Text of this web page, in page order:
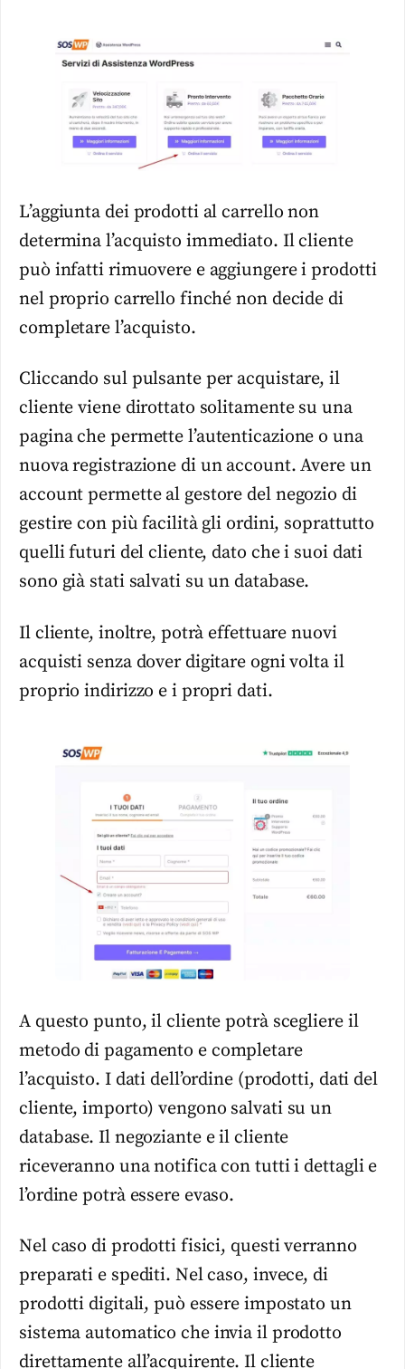
L’aggiunta dei prodotti al carrello non
determina l’acquisto immediato. Il cliente
può infatti rimuovere e aggiungere i prodotti
nel proprio carrello finché non decide di
completare l’acquisto.
Cliccando sul pulsante per acquistare, il
cliente viene dirottato solitamente su una
pagina che permette l’autenticazione o una
nuova registrazione di un account. Avere un
account permette al gestore del negozio di
gestire con più facilità gli ordini, soprattutto
quelli futuri del cliente, dato che i suoi dati
sono già stati salvati su un database.
Il cliente, inoltre, potrà effettuare nuovi
acquisti senza dover digitare ogni volta il
proprio indirizzo e i propri dati.
A questo punto, il cliente potrà scegliere il
metodo di pagamento e completare
l’acquisto. I dati dell’ordine (prodotti, dati del
cliente, importo) vengono salvati su un
database. Il negoziante e il cliente
riceveranno una notifica con tutti i dettagli e
l’ordine potrà essere evaso.
Nel caso di prodotti fisici, questi verranno
preparati e spediti. Nel caso, invece, di
prodotti digitali, può essere impostato un
sistema automatico che invia il prodotto
direttamente all’acquirente. Il cliente